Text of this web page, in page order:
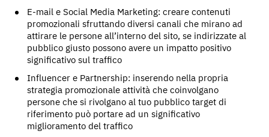
E-mail e Social Media Marketing: creare contenuti
promozionali sfruttando diversi canali che mirano ad
attirare le persone all’interno del sito, se indirizzate al
pubblico giusto possono avere un impatto positivo
significativo sul traffico
Influencer e Partnership: inserendo nella propria
strategia promozionale attività che coinvolgano
persone che si rivolgano al tuo pubblico target di
riferimento può portare ad un significativo
miglioramento del traffico